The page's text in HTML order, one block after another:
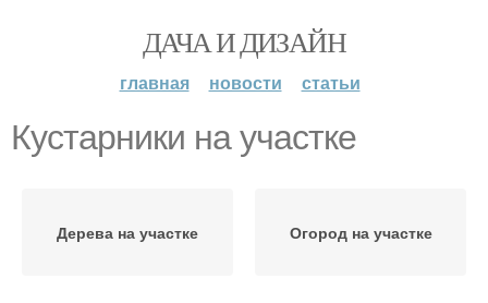
ДАЧА И ДИЗАЙН
главная новости статьи
Кустарники на участке
Дерева на участке Огород на участке